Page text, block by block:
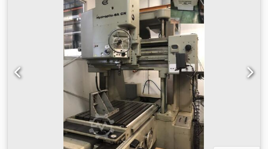
Csdpfx Ahoh Ra Ste Ieha rychlý posuv v ose Z: 530 m/min
Průměr otvoru vřetena / upevnění: MT4 (Morse) mm
Průměr otvoru vřetena: max. 230 mm zdvih vřetena - max.
170 mm dolní rozsah otáček vřetena: 10 ot. horní rozsah
otáček vřetena: 2000 ot/min. vertikální posuvy vřeteníku:
0,02 - 0,2 mm/r rychlosti posuvu: 6 Výkon hlavního vřetena:
3 kW Celkový příkon: 4,2 kW Hmotnost stroje přibližně: 4 t
Potřeba místa přibližně: 1,9 x 2,2 x 2,4 m